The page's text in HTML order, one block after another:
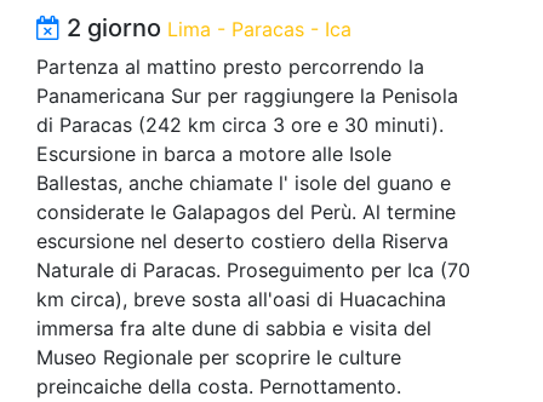
2 giorno Lima - Paracas - Ica
Partenza al mattino presto percorrendo la
Panamericana Sur per raggiungere la Penisola
di Paracas (242 km circa 3 ore e 30 minuti).
Escursione in barca a motore alle Isole
Ballestas, anche chiamate l' isole del guano e
considerate le Galapagos del Perù. Al termine
escursione nel deserto costiero della Riserva
Naturale di Paracas. Proseguimento per Ica (70
km circa), breve sosta all'oasi di Huacachina
immersa fra alte dune di sabbia e visita del
Museo Regionale per scoprire le culture
preincaiche della costa. Pernottamento.